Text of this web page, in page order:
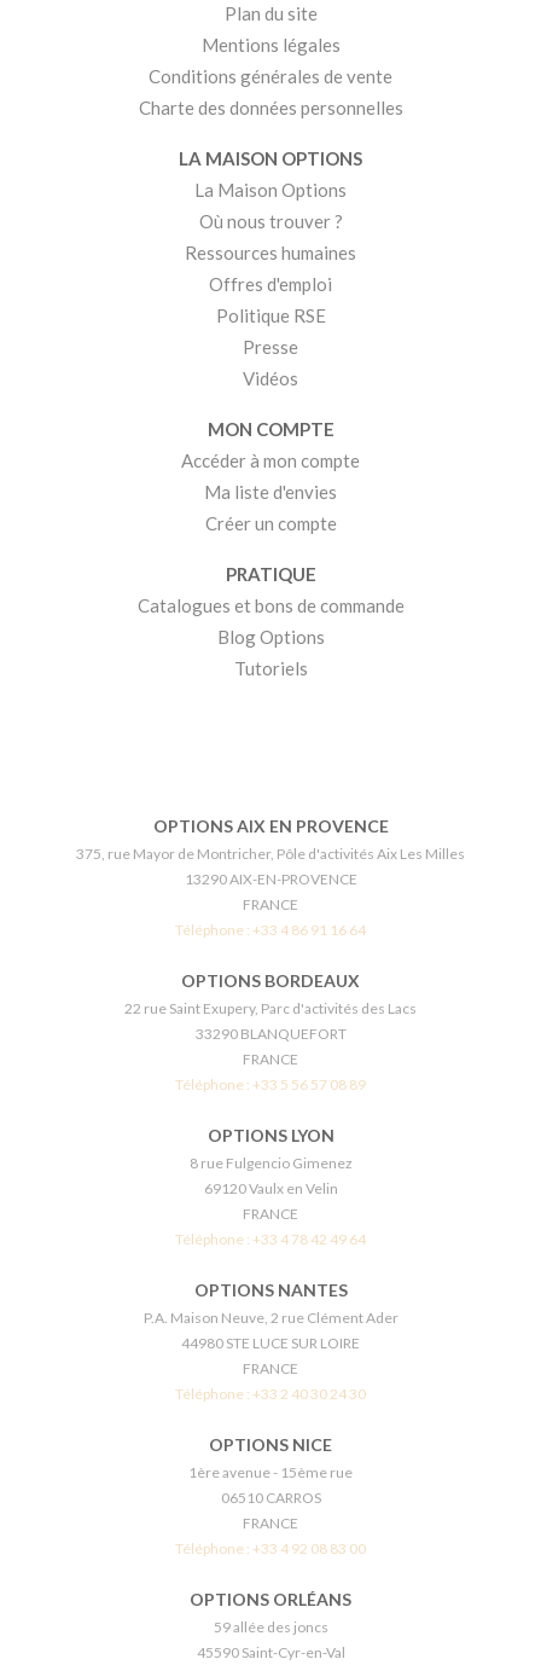
Plan du site
Mentions légales
Conditions générales de vente
Charte des données personnelles
LA MAISON OPTIONS
La Maison Options
Où nous trouver ?
Ressources humaines
Offres d'emploi
Politique RSE
Presse
Vidéos
MON COMPTE
Accéder à mon compte
Ma liste d'envies
Créer un compte
PRATIQUE
Catalogues et bons de commande
Blog Options
Tutoriels
OPTIONS AIX EN PROVENCE
375, rue Mayor de Montricher, Pôle d'activités Aix Les Milles
13290 AIX-EN-PROVENCE
FRANCE
Téléphone : +33 4 86 91 16 64
OPTIONS BORDEAUX
22 rue Saint Exupery, Parc d'activités des Lacs
33290 BLANQUEFORT
FRANCE
Téléphone : +33 5 56 57 08 89
OPTIONS LYON
8 rue Fulgencio Gimenez
69120 Vaulx en Velin
FRANCE
Téléphone : +33 4 78 42 49 64
OPTIONS NANTES
P.A. Maison Neuve, 2 rue Clément Ader
44980 STE LUCE SUR LOIRE
FRANCE
Téléphone : +33 2 40 30 24 30
OPTIONS NICE
1ère avenue - 15ème rue
06510 CARROS
FRANCE
Téléphone : +33 4 92 08 83 00
OPTIONS ORLÉANS
59 allée des joncs
45590 Saint-Cyr-en-Val